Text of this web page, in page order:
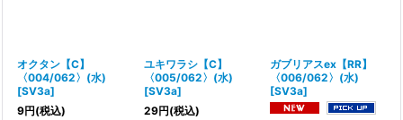
オクタン【C】
〈004/062〉(水)
[SV3a]
9円(税込)
ユキワラシ【C】
〈005/062〉(水)
[SV3a]
29円(税込)
ガブリアスex【RR】
〈006/062〉(水)
[SV3a]